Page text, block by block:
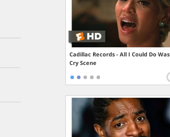
Cadillac Records - All I Could Do Was
Cry Scene